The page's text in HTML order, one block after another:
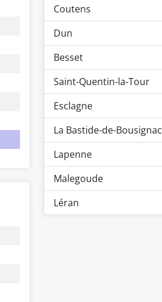
Coutens
Dun
Besset
Saint-Quentin-la-Tour
Esclagne
La Bastide-de-Bousignac
Lapenne
Malegoude
Léran